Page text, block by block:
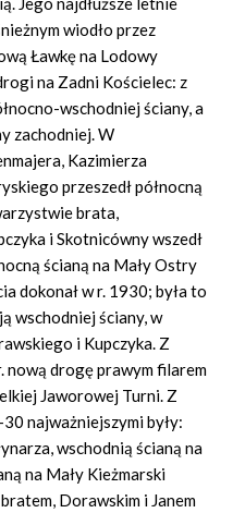
wiodło przez
Ławkę na Lodowy
na Zadni Kościelec: z
wschodniej ściany, a
zachodniej. W
Kazimierza
przeszedł północną
brata,
i Skotnicówny wszedł
ścianą na Mały Ostry
dokonał w r. 1930; była to
wschodniej ściany, w
i Kupczyka. Z
nową drogę prawym filarem
Jaworowej Turni. Z
najważniejszymi były:
wschodnią ścianą na
na Mały Kieżmarski
Dorawskim i Janem